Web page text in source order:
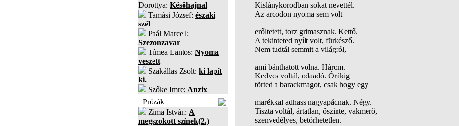
Dorottya: Későhajnal
Tamási József: északi
szél
Paál Marcell:
Szezonzavar
Tímea Lantos: Nyoma
veszett
Szakállas Zsolt: ki lapít
ki.
Szőke Imre: Anzix
Prózák
Zima István: A
megszokott színek(2.)
Kislánykorodban sokat nevettél.
Az arcodon nyoma sem volt
erőltetett, torz grimasznak. Kettő.
A tekinteted nyílt volt, fürkésző.
Nem tudtál semmit a világról,
ami bánthatott volna. Három.
Kedves voltál, odaadó. Órákig
törted a barackmagot, csak hogy egy
marékkal adhass nagyapádnak. Négy.
Tiszta voltál, ártatlan, őszinte, vakmerő,
szenvedélyes, betörhetetlen.